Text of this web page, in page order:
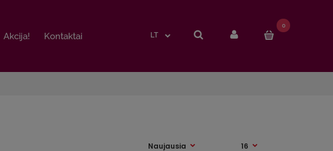
Akcija! Kontaktai LT
0
Akcija! Kontaktai LT
0